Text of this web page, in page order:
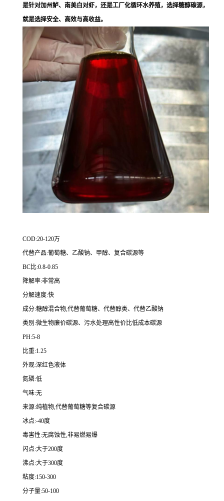
是针对加州鲈、南美白对虾，还是工厂化循环水养殖，选择糖醇碳源，
就是选择安全、高效与高收益。
COD:20-120万
代替产品:葡萄糖、乙酸钠、甲醇、复合碳源等
BC比:0.8-0.85
降解率:非常高
分解速度:快
成分:糖醇混合物,代替葡萄糖、代替醇类、代替乙酸钠
类别:微生物廉价碳源、污水处理高性价比低成本碳源
PH:5-8
比重:1.25
外观:深红色液体
氮磷:低
气味:无
来源:纯植物,代替葡萄糖等复合碳源
冰点:-40度
毒害性:无腐蚀性,非易燃易爆
闪点:大于200度
沸点:大于300度
粘度:150-300
分子量:50-100